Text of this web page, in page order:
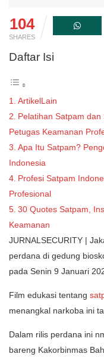
104
SHARES
Daftar Isi
ArtikelLain
Pelatihan Satpam dan
Petugas Keamanan
Apa Itu Satpam?
Indonesia
Profesi Satpam
Profesional
30 Quotes Satpam,
Keamanan
JURNALSECURITY |
perdana di gedung
pada Senin 9 Januari
Film edukasi tentang
menangkal narkoba ini
Dalam rilis perdana ini
bareng Kakorbinmas